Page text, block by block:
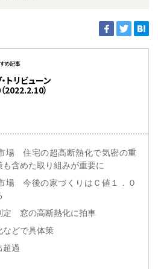
め記事
トリビューン
2022.2.10）
場 住宅の超高断熱化で気密の重
含めた取り組みが重要に
場 今後の家づくりはＣ値１．０
定 窓の高断熱化に拍車
などで具体策
超過